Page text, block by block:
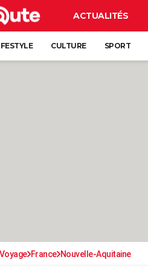
ACTUALITÉS
CULTURE SPORT
France Nouvelle-Aquitaine